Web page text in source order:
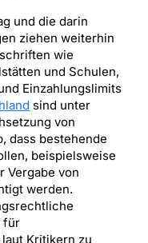
und die darin
ziehen weiterhin
wie
und Schulen,
Einzahlungslimits
sind unter
von
dass bestehende
beispielsweise
Vergabe von
werden.
für
Kritikern zu